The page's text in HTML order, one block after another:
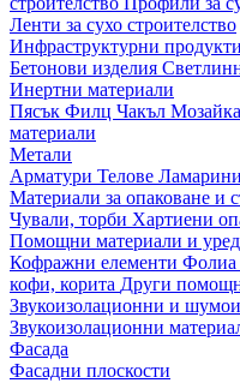
Ленти за сухо строителство
Инфраструктурни продукти
Бетонови изделия
Инертни материали
Пясък Филц Чакъл Мозайкa
материали
Метали
Арматури Телове Ламарини
Материали за опаковане и
Чували, торби Хартиени
Помощни материали и
Кофражни елементи Фолиа
кофи, корита Други
Звукоизолационни и
Звукоизолационни
Фасада
Фасадни плоскости